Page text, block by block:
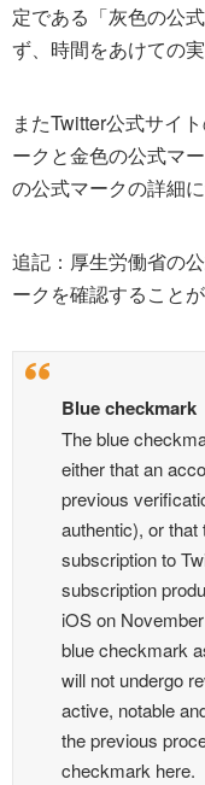
定である「灰色の公
ず、時間をあけての
またTwitter公式サイ
ークと金色の公式マ
の公式マークの詳細
追記：厚生労働省の
ークを確認することが
Blue checkmark
The blue
either that an
previous
authentic), or
subscription to
subscription
iOS on
blue checkmark
will not undergo
active, notable
the previous
checkmark here.